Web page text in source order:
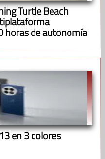
Turtle Beach
horas de autonomía
en 3 colores